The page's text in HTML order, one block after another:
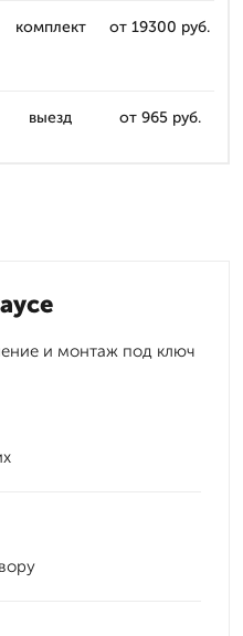
комплект от 19300 руб.
выезд от 965 руб.
и монтаж под ключ